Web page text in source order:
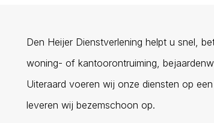
Den Heijer Dienstverlening helpt u snel,
woning- of kantoorontruiming,
Uiteraard voeren wij onze diensten op
leveren wij bezemschoon op.